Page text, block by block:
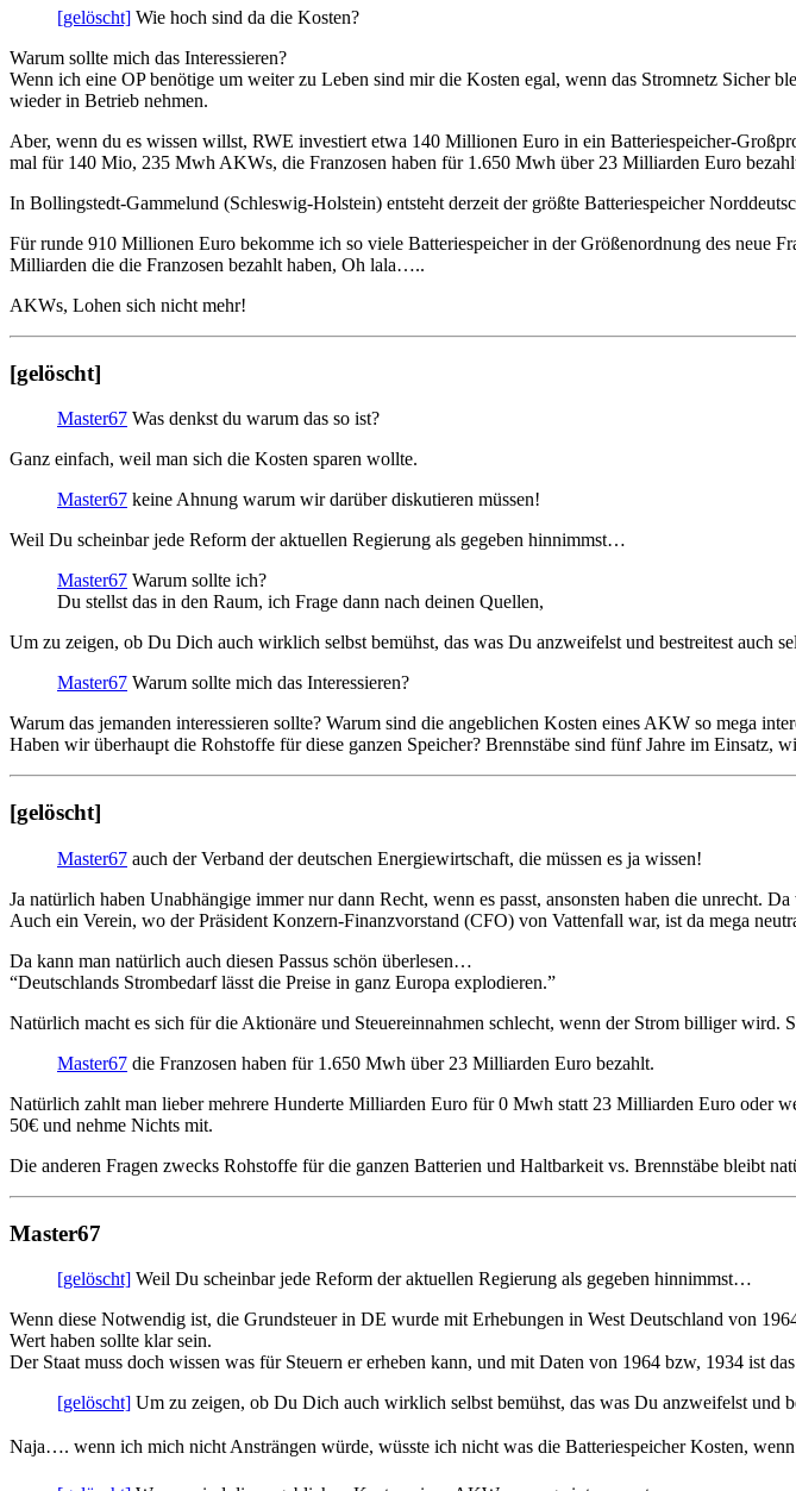
[gelöscht] Wie hoch sind da die Kosten?
Warum sollte mich das Interessieren?
Wenn ich eine OP benötige um weiter zu Leben sind mir die Kosten egal, wenn das Stromnetz Sicher
wieder in Betrieb nehmen.
Aber, wenn du es wissen willst, RWE investiert etwa 140 Millionen Euro in ein Batteriespeicher-
mal für 140 Mio, 235 Mwh AKWs, die Franzosen haben für 1.650 Mwh über 23 Milliarden Euro
In Bollingstedt-Gammelund (Schleswig-Holstein) entsteht derzeit der größte Batteriespeicher
Für runde 910 Millionen Euro bekomme ich so viele Batteriespeicher in der Größenordnung des neue
Milliarden die die Franzosen bezahlt haben, Oh lala…..
AKWs, Lohen sich nicht mehr!
[gelöscht]
Master67 Was denkst du warum das so ist?
Ganz einfach, weil man sich die Kosten sparen wollte.
Master67 keine Ahnung warum wir darüber diskutieren müssen!
Weil Du scheinbar jede Reform der aktuellen Regierung als gegeben hinnimmst…
Master67 Warum sollte ich?
Du stellst das in den Raum, ich Frage dann nach deinen Quellen,
Um zu zeigen, ob Du Dich auch wirklich selbst bemühst, das was Du anzweifelst und bestreitest auch
Master67 Warum sollte mich das Interessieren?
Warum das jemanden interessieren sollte? Warum sind die angeblichen Kosten eines AKW so mega
Haben wir überhaupt die Rohstoffe für diese ganzen Speicher? Brennstäbe sind fünf Jahre im Einsatz,
[gelöscht]
Master67 auch der Verband der deutschen Energiewirtschaft, die müssen es ja wissen!
Ja natürlich haben Unabhängige immer nur dann Recht, wenn es passt, ansonsten haben die unrecht.
Auch ein Verein, wo der Präsident Konzern-Finanzvorstand (CFO) von Vattenfall war, ist da mega
Da kann man natürlich auch diesen Passus schön überlesen…
“Deutschlands Strombedarf lässt die Preise in ganz Europa explodieren.”
Natürlich macht es sich für die Aktionäre und Steuereinnahmen schlecht, wenn der Strom billiger
Master67 die Franzosen haben für 1.650 Mwh über 23 Milliarden Euro bezahlt.
Natürlich zahlt man lieber mehrere Hunderte Milliarden Euro für 0 Mwh statt 23 Milliarden Euro oder
50€ und nehme Nichts mit.
Die anderen Fragen zwecks Rohstoffe für die ganzen Batterien und Haltbarkeit vs. Brennstäbe bleibt
Master67
[gelöscht] Weil Du scheinbar jede Reform der aktuellen Regierung als gegeben hinnimmst…
Wenn diese Notwendig ist, die Grundsteuer in DE wurde mit Erhebungen in West Deutschland von
Wert haben sollte klar sein.
Der Staat muss doch wissen was für Steuern er erheben kann, und mit Daten von 1964 bzw, 1934 ist
[gelöscht] Um zu zeigen, ob Du Dich auch wirklich selbst bemühst, das was Du anzweifelst und
Naja…. wenn ich mich nicht Ansträngen würde, wüsste ich nicht was die Batteriespeicher Kosten,